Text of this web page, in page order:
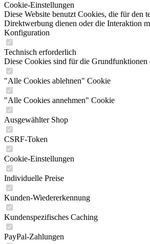
Cookie-Einstellungen
Diese Website benutzt Cookies, die für den
Direktwerbung dienen oder die Interaktion
Konfiguration
Technisch erforderlich
Diese Cookies sind für die Grundfunktionen
"Alle Cookies ablehnen" Cookie
"Alle Cookies annehmen" Cookie
Ausgewählter Shop
CSRF-Token
Cookie-Einstellungen
Individuelle Preise
Kunden-Wiedererkennung
Kundenspezifisches Caching
PayPal-Zahlungen